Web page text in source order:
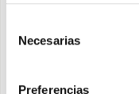
Necesarias
Preferencias